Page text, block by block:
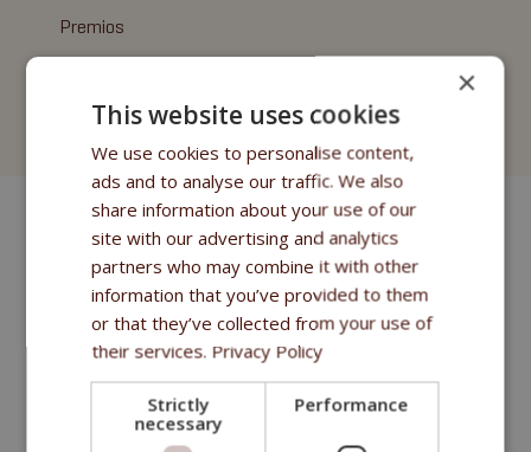
Premios
Cat Litter
×
This website uses cookies
We use cookies to personalise content,
ads and to analyse our traffic. We also
share information about your use of our
site with our advertising and analytics
partners who may combine it with other
information that you’ve provided to them
or that they’ve collected from your use of
their services. Privacy Policy
Strictly
necessary
Performance